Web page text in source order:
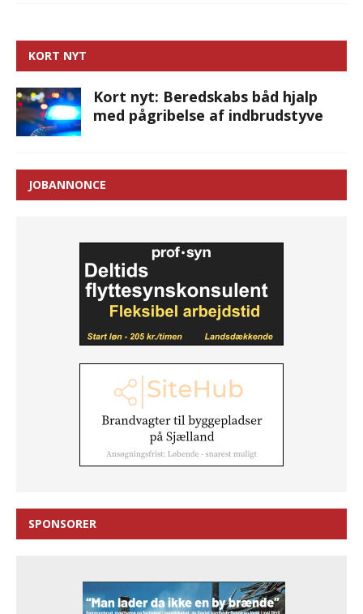
KORT NYT
Kort nyt: Beredskabs båd hjalp
med pågribelse af indbrudstyve
JOBANNONCE
SPONSORER